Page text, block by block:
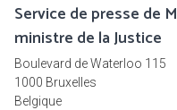
Service de presse de
ministre de la Justice
Boulevard de Waterloo 115
1000 Bruxelles
Belgique